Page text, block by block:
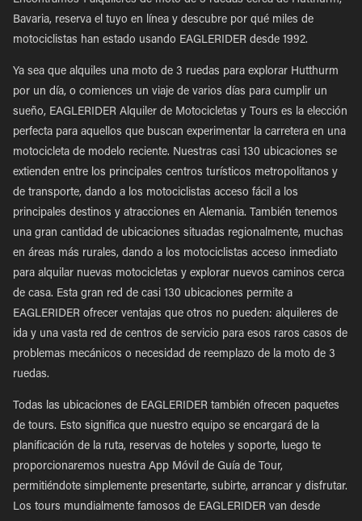
Bavaria, reserva el tuyo en línea y descubre por qué miles de
motociclistas han estado usando EAGLERIDER desde 1992.
Ya sea que alquiles una moto de 3 ruedas para explorar Hutthurm
por un día, o comiences un viaje de varios días para cumplir un
sueño, EAGLERIDER Alquiler de Motocicletas y Tours es la elección
perfecta para aquellos que buscan experimentar la carretera en una
motocicleta de modelo reciente. Nuestras casi 130 ubicaciones se
extienden entre los principales centros turísticos metropolitanos y
de transporte, dando a los motociclistas acceso fácil a los
principales destinos y atracciones en Alemania. También tenemos
una gran cantidad de ubicaciones situadas regionalmente, muchas
en áreas más rurales, dando a los motociclistas acceso inmediato
para alquilar nuevas motocicletas y explorar nuevos caminos cerca
de casa. Esta gran red de casi 130 ubicaciones permite a
EAGLERIDER ofrecer ventajas que otros no pueden: alquileres de
ida y una vasta red de centros de servicio para esos raros casos de
problemas mecánicos o necesidad de reemplazo de la moto de 3
ruedas.
Todas las ubicaciones de EAGLERIDER también ofrecen paquetes
de tours. Esto significa que nuestro equipo se encargará de la
planificación de la ruta, reservas de hoteles y soporte, luego te
proporcionaremos nuestra App Móvil de Guía de Tour,
permitiéndote simplemente presentarte, subirte, arrancar y disfrutar.
Los tours mundialmente famosos de EAGLERIDER van desde